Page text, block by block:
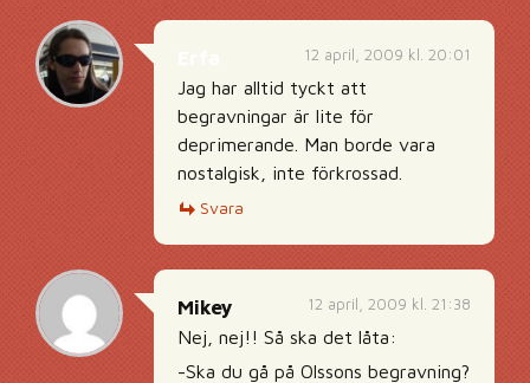
12 april, 2009 kl. 20:01
Jag har alltid tyckt att
begravningar är lite för
deprimerande. Man borde vara
nostalgisk, inte förkrossad.
Svara
12 april, 2009 kl. 21:38
Mikey
Nej, nej!! Så ska det låta:
-Ska du gå på Olssons begravning?